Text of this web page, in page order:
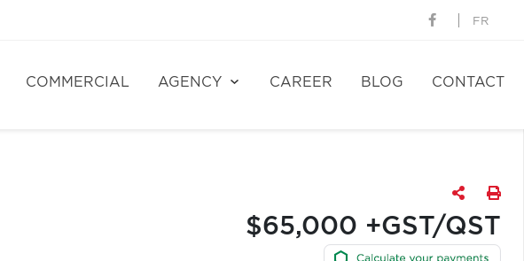
FR
COMMERCIAL AGENCY CAREER BLOG CONTACT
$65,000 +GST/QST